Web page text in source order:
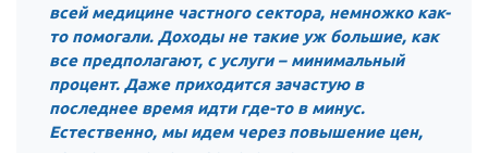
Общероссийская РС
Алтайский край
Архангельская область
всей медицине частного сектора, немножко как-
то помогали. Доходы не такие уж большие, как
все предполагают, с услуги – минимальный
процент. Даже приходится зачастую в
последнее время идти где-то в минус.
Естественно, мы идем через повышение цен,